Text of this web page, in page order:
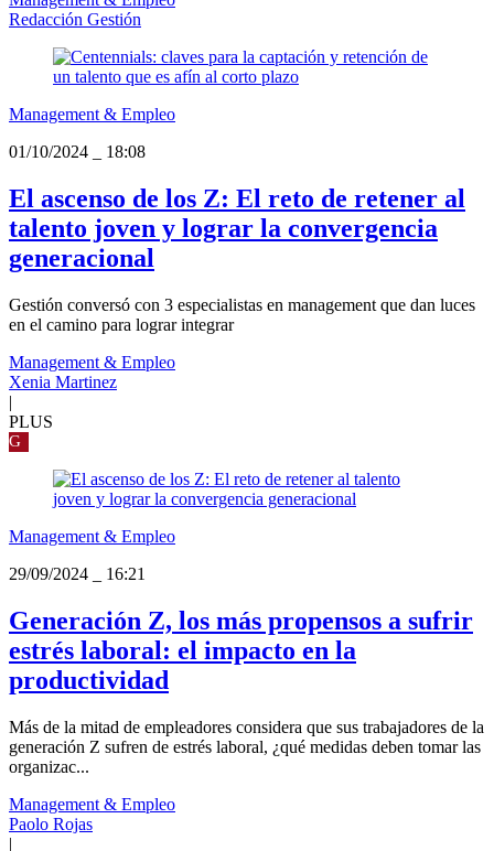
Redacción Gestión
Management & Empleo
01/10/2024
18:08
El ascenso de los Z: El reto de retener al
talento joven y lograr la convergencia
generacional
Gestión conversó con 3 especialistas en management que dan luces
en el camino para lograr integrar
Management & Empleo
Xenia Martinez
|
PLUS
G
Management & Empleo
29/09/2024
16:21
Generación Z, los más propensos a sufrir
estrés laboral: el impacto en la
productividad
Más de la mitad de empleadores considera que sus trabajadores de la
generación Z sufren de estrés laboral, ¿qué medidas deben tomar las
organizac...
Management & Empleo
Paolo Rojas
|